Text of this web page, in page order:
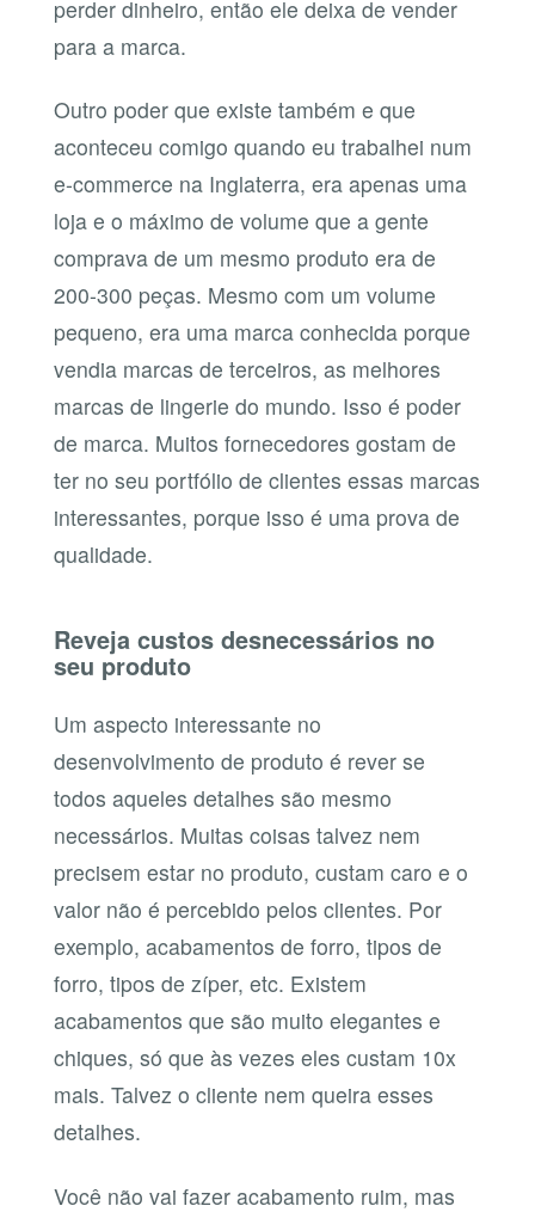
perder dinheiro, então ele deixa de vender
para a marca.
Outro poder que existe também e que
aconteceu comigo quando eu trabalhei num
e-commerce na Inglaterra, era apenas uma
loja e o máximo de volume que a gente
comprava de um mesmo produto era de
200-300 peças. Mesmo com um volume
pequeno, era uma marca conhecida porque
vendia marcas de terceiros, as melhores
marcas de lingerie do mundo. Isso é poder
de marca. Muitos fornecedores gostam de
ter no seu portfólio de clientes essas marcas
interessantes, porque isso é uma prova de
qualidade.
Reveja custos desnecessários no
seu produto
Um aspecto interessante no
desenvolvimento de produto é rever se
todos aqueles detalhes são mesmo
necessários. Muitas coisas talvez nem
precisem estar no produto, custam caro e o
valor não é percebido pelos clientes. Por
exemplo, acabamentos de forro, tipos de
forro, tipos de zíper, etc. Existem
acabamentos que são muito elegantes e
chiques, só que às vezes eles custam 10x
mais. Talvez o cliente nem queira esses
detalhes.
Você não vai fazer acabamento ruim, mas